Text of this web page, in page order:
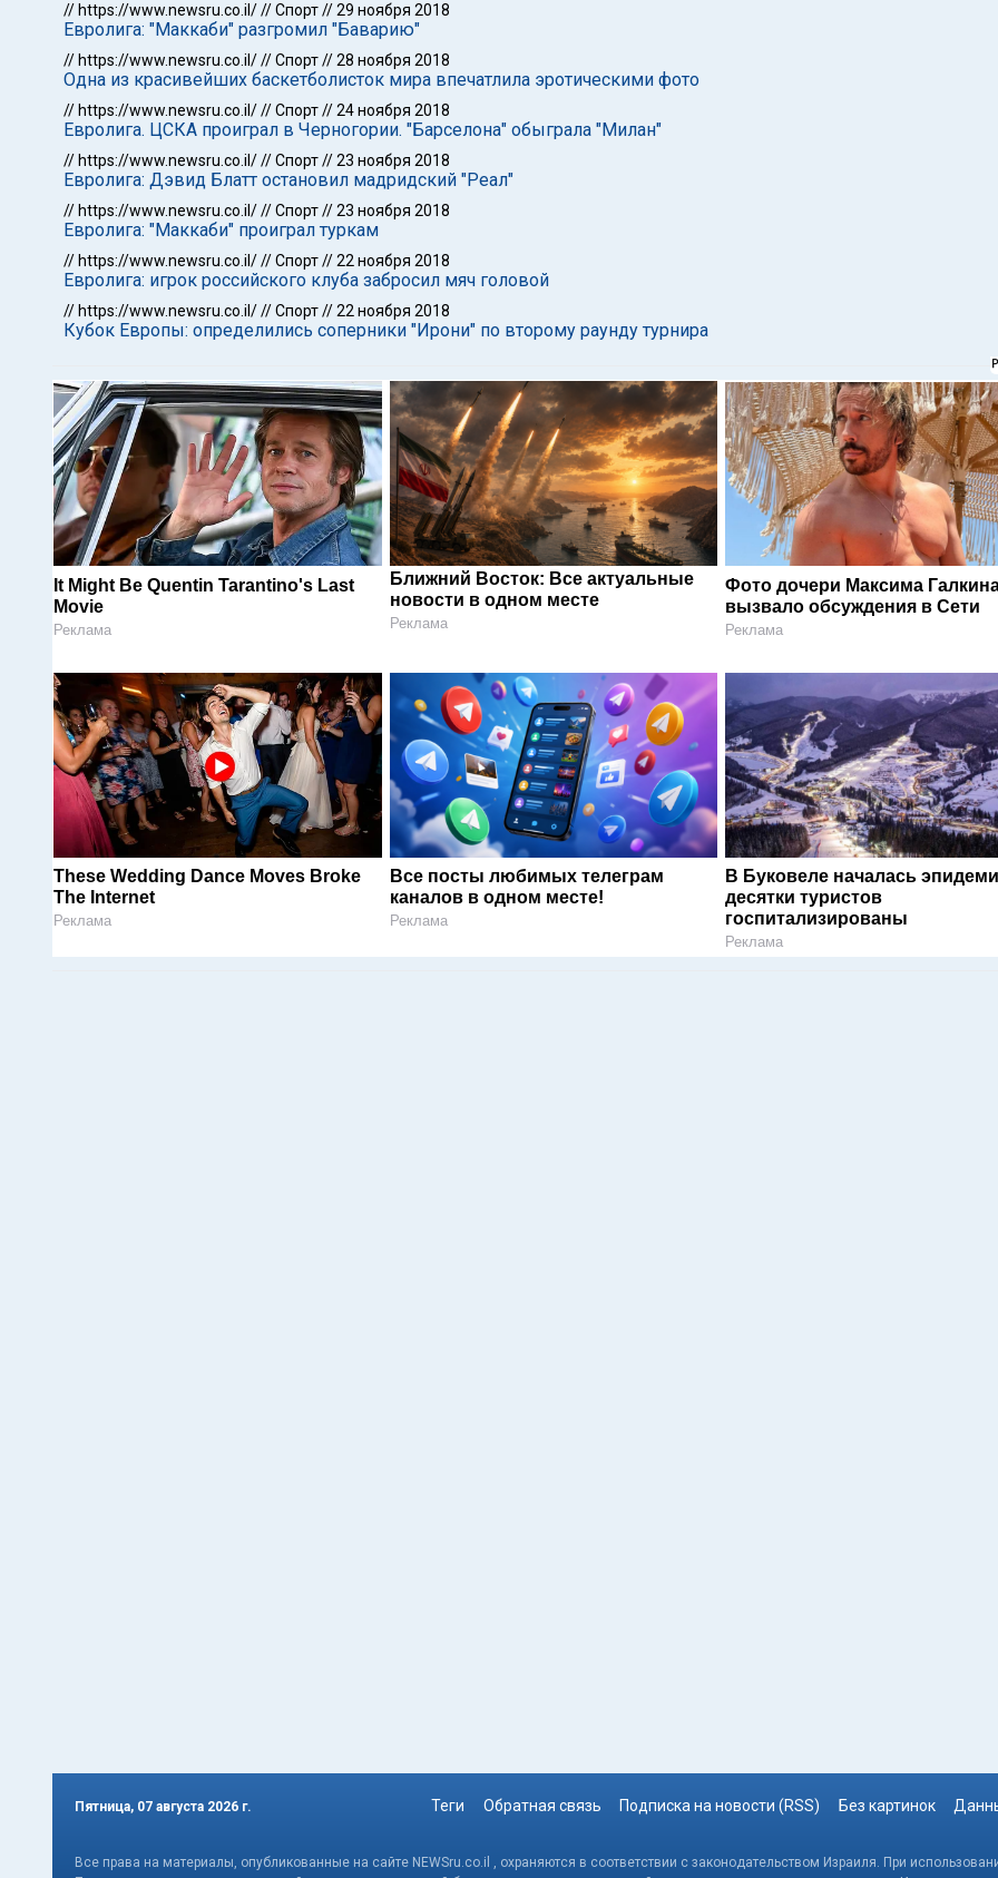
// https://www.newsru.co.il///Спорт//29 ноября 2018
Евролига: "Маккаби" разгромил "Баварию"
// https://www.newsru.co.il///Спорт//28 ноября 2018
Одна из красивейших баскетболисток мира впечатлила эротическими фото
// https://www.newsru.co.il///Спорт//24 ноября 2018
Евролига. ЦСКА проиграл в Черногории. "Барселона" обыграла "Милан"
// https://www.newsru.co.il///Спорт//23 ноября 2018
Евролига: Дэвид Блатт остановил мадридский "Реал"
// https://www.newsru.co.il///Спорт//23 ноября 2018
Евролига: "Маккаби" проиграл туркам
// https://www.newsru.co.il///Спорт//22 ноября 2018
Евролига: игрок российского клуба забросил мяч головой
// https://www.newsru.co.il///Спорт//22 ноября 2018
Кубок Европы: определились соперники "Ирони" по второму раунду турнира
It Might Be Quentin Tarantino's Last
Movie
Реклама
Ближний Восток: Все актуальные
новости в одном месте
Реклама
Фото дочери Максима
вызвало обсуждения в Сети
Реклама
These Wedding Dance Moves Broke
The Internet
Реклама
Все посты любимых телеграм
каналов в одном месте!
Реклама
В Буковеле началась
десятки туристов
госпитализированы
Реклама
Пятница, 07 августа 2026 г. Теги Обратная связь Подписка на новости (RSS) Без картинок
Все права на материалы, опубликованные на сайте NEWSru.co.il , охраняются в соответствии с законодательством Израиля. При